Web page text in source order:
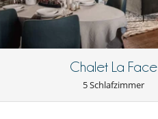
Chalet La Face
5 Schlafzimmer